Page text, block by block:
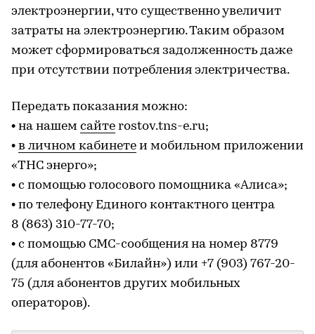
электроэнергии, что существенно увеличит
затраты на электроэнергию. Таким образом
может сформироваться задолженность даже
при отсутствии потребления электричества.
Передать показания можно:
• на нашем сайте rostov.tns-e.ru;
• в личном кабинете и мобильном приложении
«ТНС энерго»;
• с помощью голосового помощника «Алиса»;
• по телефону Единого контактного центра
8 (863) 310-77-70;
• с помощью СМС-сообщения на номер 8779
(для абонентов «Билайн») или +7 (903) 767-20-
75 (для абонентов других мобильных
операторов).